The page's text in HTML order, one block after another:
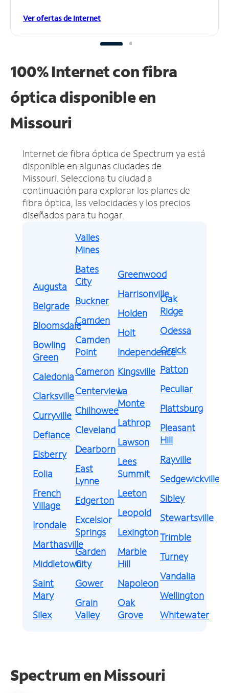
Ver ofertas de Internet
100% Internet con fibra
óptica disponible en
Missouri
Internet de fibra óptica de Spectrum ya está
disponible en algunas ciudades de
Missouri. Selecciona tu ciudad a
continuación para explorar los planes de
fibra óptica, las velocidades y los precios
diseñados para tu hogar.
Augusta
Belgrade
Bloomsdale
Bowling
Green
Caledonia
Clarksville
Curryville
Defiance
Elsberry
Eolia
French
Village
Irondale
Marthasville
Middletown
Saint
Mary
Silex
Valles
Mines
Bates
City
Buckner
Camden
Camden
Point
Cameron
Centerview
Chilhowee
Cleveland
Dearborn
East
Lynne
Edgerton
Excelsior
Springs
Garden
City
Gower
Grain
Valley
Greenwood
Harrisonville
Holden
Holt
Independence
Kingsville
La
Monte
Lathrop
Lawson
Lees
Summit
Leeton
Leopold
Lexington
Marble
Hill
Napoleon
Oak
Grove
Oak
Ridge
Odessa
Orrick
Patton
Peculiar
Plattsburg
Pleasant
Hill
Rayville
Sedgewickville
Sibley
Stewartsville
Trimble
Turney
Vandalia
Wellington
Whitewater
Spectrum enMissouri